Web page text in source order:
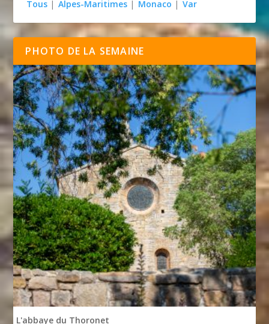
Tous | Alpes-Maritimes | Monaco | Var
PHOTO DE LA SEMAINE
L'abbaye du Thoronet